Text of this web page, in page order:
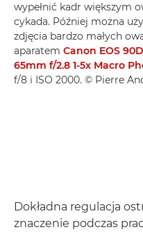
wypełnić kadr większym
cykada. Później można
zdjęcia bardzo małych
aparatem Canon EOS 90D
65mm f/2.8 1-5x Macro
f/8 i ISO 2000. © Pierre
Dokładna regulacja
znaczenie podczas